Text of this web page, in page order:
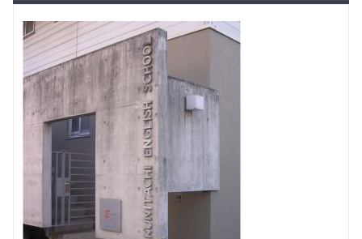
高校生コ
ース
グループレッスン
13,925円(税込) / 月
回数：4 / 1セッション60分